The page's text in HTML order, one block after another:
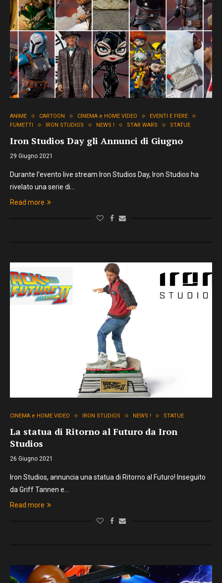
ANIME CARTOON CINEMA e HOME VIDEO
EVENTI E FIERE
FUMETTI
IRON STUDIOS NEWS ! STAR WARS STATUE
Iron Studios Day gli Annunci di Giugno
29 Giugno 2021
Durante l’evento live stream Iron Studios Day, Iron Studios ha
rivelato una serie di…
Read more
CINEMA e HOME VIDEO IRON STUDIOS NEWS ! STATUE
La statua di Ritorno al Futuro da Iron
Studios
26 Giugno 2021
Iron Studios, annuncia una statua di Ritorno al Futuro! Inseguito
da Griff Tannen e…
Read more